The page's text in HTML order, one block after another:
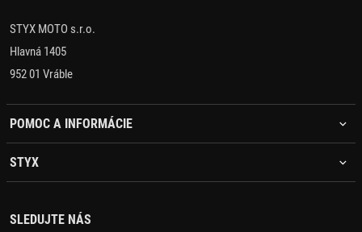
STYX MOTO s.r.o.
Hlavná 1405
952 01 Vráble
POMOC A INFORMÁCIE
STYX
SLEDUJTE NÁS